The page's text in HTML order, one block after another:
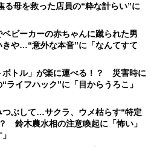
母を救った店員の“粋な計らい”に
ベビーカーの赤ちゃんに蹴られた男
や…“意外な本音”に「なんてすて
ボトル」が楽に運べる！？ 災害時に
ライフハック”に「目からうろこ」
つぶして…サクラ、ウメ枯らす“特定
鈴木農水相の注意喚起に「怖い」